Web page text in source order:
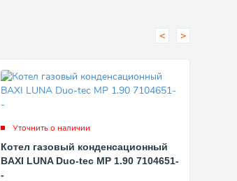
Уточнить о наличии
Котел газовый конденсационный
BAXI LUNA Duo-tec MP 1.90 7104651-
-
< >